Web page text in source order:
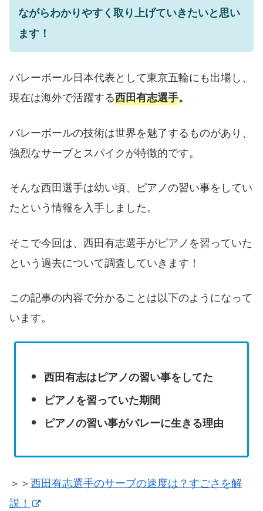
ながらわかりやすく取り上げていきたいと思い
ます！
バレーボール日本代表として東京五輪にも出場し、
現在は海外で活躍する西田有志選手。
バレーボールの技術は世界を魅了するものがあり、
強烈なサーブとスパイクが特徴的です。
そんな西田選手は幼い頃、ピアノの習い事をしてい
たという情報を入手しました。
そこで今回は、西田有志選手がピアノを習っていた
という過去について調査していきます！
この記事の内容で分かることは以下のようになって
います。
西田有志はピアノの習い事をしてた
ピアノを習っていた期間
ピアノの習い事がバレーに生きる理由
＞＞西田有志選手のサーブの速度は？すごさを解
説！